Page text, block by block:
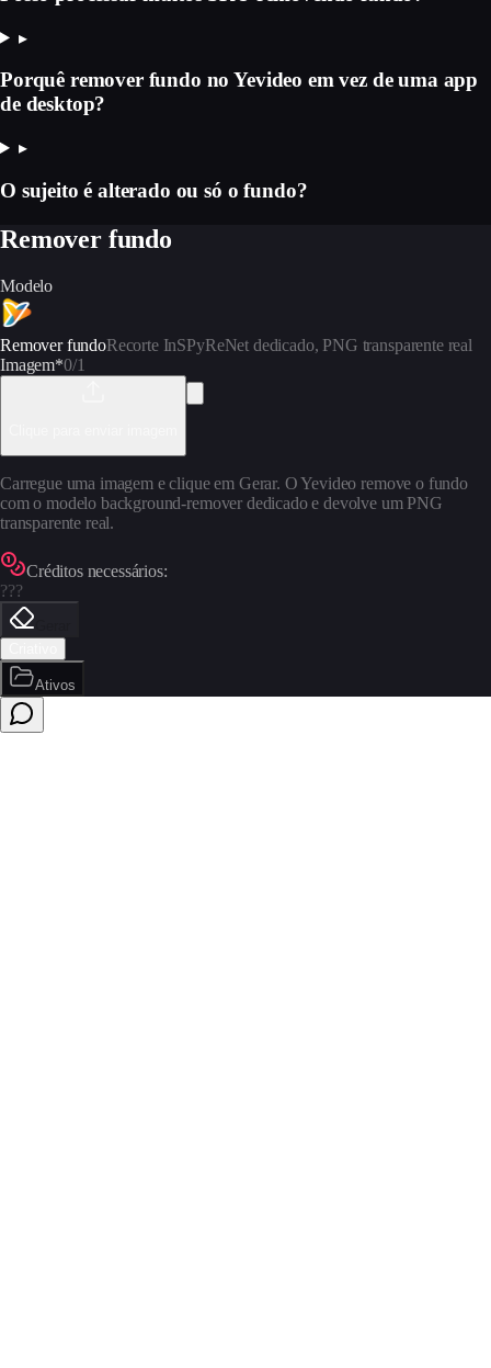
▸
Porquê remover fundo no Yevideo em vez de uma app
de desktop?
▸
O sujeito é alterado ou só o fundo?
Remover fundo
Modelo
Remover fundoRecorte InSPyReNet dedicado, PNG transparente real
Imagem*0/1
Carregue uma imagem e clique em Gerar. O Yevideo remove o fundo
com o modelo background-remover dedicado e devolve um PNG
transparente real.
Créditos necessários:
???
Ativos